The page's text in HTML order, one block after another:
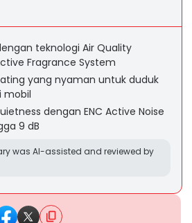
teknologi Air Quality
Fragrance System
yang nyaman untuk duduk
mobil
dengan ENC Active Noise
9 dB
was AI-assisted and reviewed by